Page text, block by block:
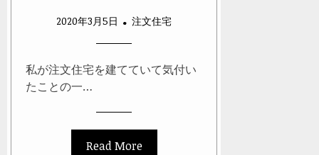
2020年3月5日 注文住宅
私が注文住宅を建てていて気付い
たことの一…
Read More